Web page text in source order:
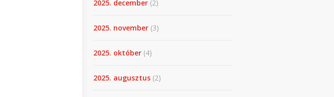
2025. december (2)
2025. november (3)
2025. október (4)
2025. augusztus (2)